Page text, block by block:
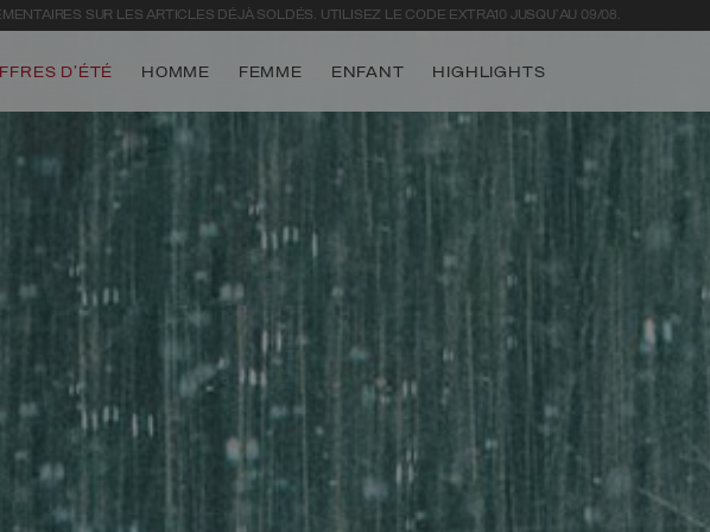
SUR LES ARTICLES DÉJÀ SOLDÉS. UTILISEZ LE CODE EXTRA10 JUSQU'AU 09/08.
D'ÉTÉ HOMME FEMME ENFANT HIGHLIGHTS